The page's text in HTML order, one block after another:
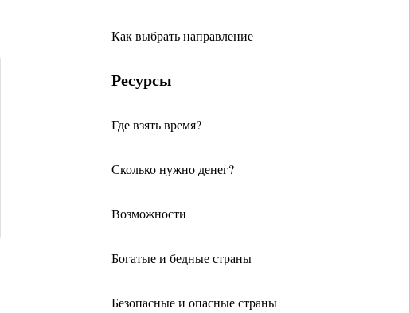
Как выбрать направление
Ресурсы
Где взять время?
Сколько нужно денег?
Возможности
Богатые и бедные страны
Безопасные и опасные страны